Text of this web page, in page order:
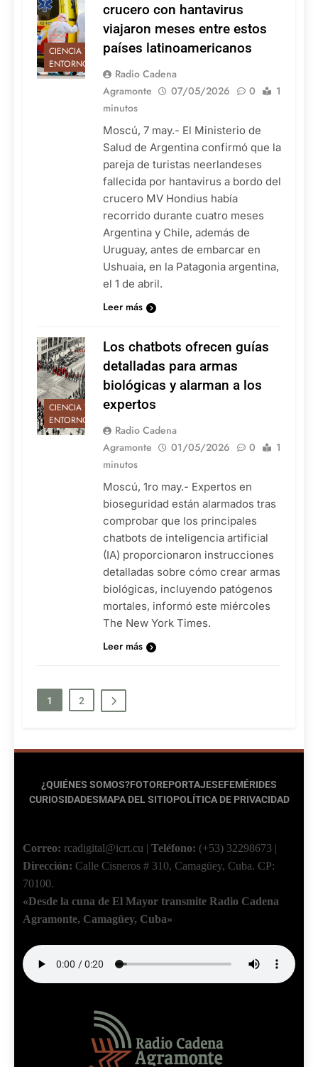
CIENCIA Y
ENTORNO
crucero con hantavirus
viajaron meses entre estos
países latinoamericanos
Radio Cadena
Agramonte
07/05/2026 0
1
minutos
Moscú, 7 may.- El Ministerio de
Salud de Argentina confirmó que la
pareja de turistas neerlandeses
fallecida por hantavirus a bordo del
crucero MV Hondius había
recorrido durante cuatro meses
Argentina y Chile, además de
Uruguay, antes de embarcar en
Ushuaia, en la Patagonia argentina,
el 1 de abril.
Leer más
CIENCIA Y
ENTORNO
Los chatbots ofrecen guías
detalladas para armas
biológicas y alarman a los
expertos
Radio Cadena
Agramonte
01/05/2026 0
1
minutos
Moscú, 1ro may.- Expertos en
bioseguridad están alarmados tras
comprobar que los principales
chatbots de inteligencia artificial
(IA) proporcionaron instrucciones
detalladas sobre cómo crear armas
biológicas, incluyendo patógenos
mortales, informó este miércoles
The New York Times.
Leer más
1 2
¿QUIÉNES SOMOS?FOTOREPORTAJESEFEMÉRIDES
CURIOSIDADESMAPA DEL SITIOPOLÍTICA DE PRIVACIDAD
Correo: rcadigital@icrt.cu | Teléfono: (+53) 32298673 |
Dirección: Calle Cisneros # 310, Camagüey, Cuba. CP:
70100.
«Desde la cuna de El Mayor transmite Radio Cadena
Agramonte, Camagüey, Cuba»